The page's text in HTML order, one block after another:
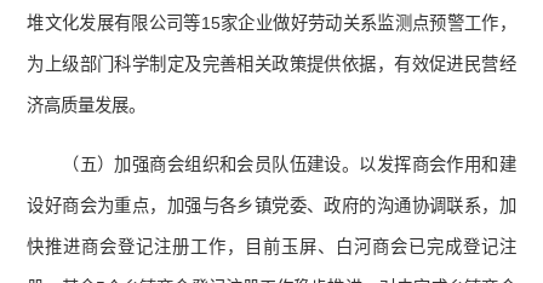
堆文化发展有限公司等15家企业做好劳动关系监测点预警工作，
为上级部门科学制定及完善相关政策提供依据，有效促进民营经
济高质量发展。
（五）加强商会组织和会员队伍建设。以发挥商会作用和建
设好商会为重点，加强与各乡镇党委、政府的沟通协调联系，加
快推进商会登记注册工作，目前玉屏、白河商会已完成登记注